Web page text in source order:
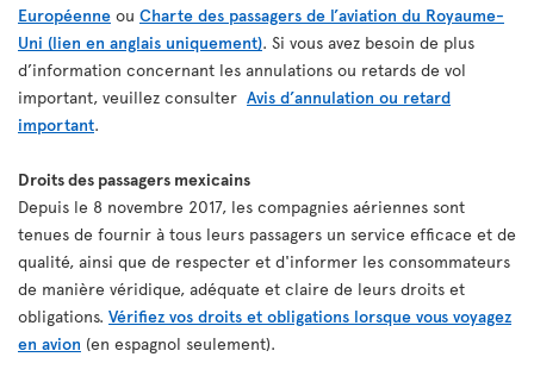
Européenne ou Charte des passagers de l’aviation du Royaume-
Uni (lien en anglais uniquement). Si vous avez besoin de plus
d’information concernant les annulations ou retards de vol
important, veuillez consulter Avis d’annulation ou retard
important.
Droits des passagers mexicains
Depuis le 8 novembre 2017, les compagnies aériennes sont
tenues de fournir à tous leurs passagers un service efficace et de
qualité, ainsi que de respecter et d'informer les consommateurs
de manière véridique, adéquate et claire de leurs droits et
obligations. Vérifiez vos droits et obligations lorsque vous voyagez
en avion (en espagnol seulement).